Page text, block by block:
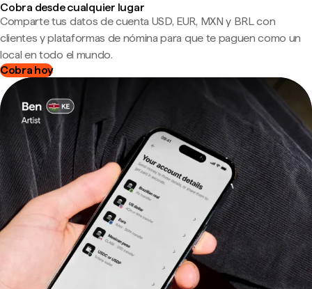
Cobra desde cualquier lugar
Comparte tus datos de cuenta USD, EUR, MXN y BRL con
clientes y plataformas de nómina para que te paguen como un
local en todo el mundo.
Cobra hoy